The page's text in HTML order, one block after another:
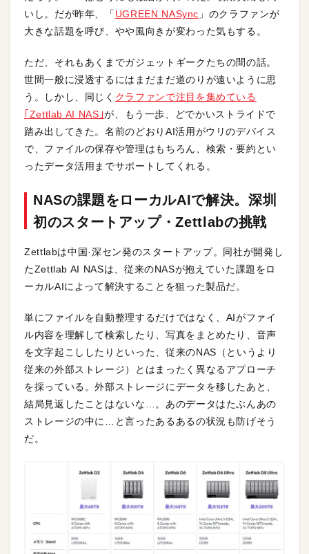
いし。だが昨年、「 UGREEN NASync 」のクラファンが
大きな話題を呼び、やや風向きが変わった気もする。
ただ、それもあくまでガジェットギークたちの間の話。
世間一般に浸透するにはまだまだ道のりが遠いように思
う。しかし、同じく クラファンで注目を集めている
｢Zettlab AI NAS｣が、もう一歩、どでかいストライドで
踏み出してきた。名前のどおりAI活用がウリのデバイス
で、ファイルの保存や管理はもちろん、検索・要約とい
ったデータ活用までサポートしてくれる。
NASの課題をローカルAIで解決。深圳
初のスタートアップ・Zettlabの挑戦
Zettlabは中国·深セン発のスタートアップ。同社が開発し
たZettlab AI NASは、従来のNASが抱えていた課題をロ
ーカルAIによって解決することを狙った製品だ。
単にファイルを自動整理するだけではなく、AIがファイ
ル内容を理解して検索したり、写真をまとめたり、音声
を文字起こししたりといった、従来のNAS（というより
従来の外部ストレージ）とはまったく異なるアプローチ
を採っている。外部ストレージにデータを移したあと、
結局見返したことはないな…。あのデータはたぶんあの
ストレージの中に…と言ったあるあるの状況も防げそう
だ。